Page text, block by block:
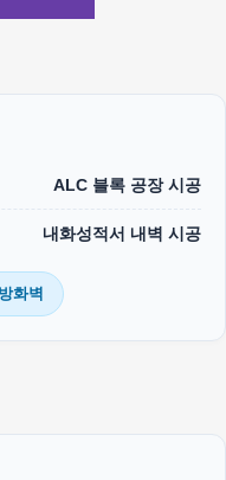
ALC 블록 공장 시공
내화성적서 내벽 시공
화벽